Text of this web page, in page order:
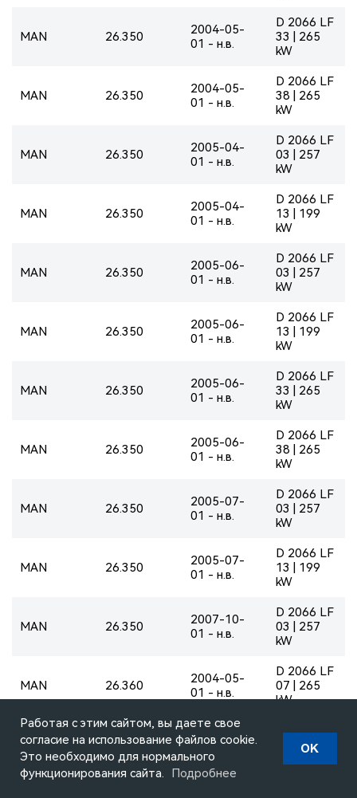
MAN 26.350
2004-05-
01 - н.в.
D 2066 LF
33 | 265
kW
MAN 26.350
2004-05-
01 - н.в.
D 2066 LF
38 | 265
kW
MAN 26.350
2005-04-
01 - н.в.
D 2066 LF
03 | 257
kW
MAN 26.350
2005-04-
01 - н.в.
D 2066 LF
13 | 199
kW
MAN 26.350
2005-06-
01 - н.в.
D 2066 LF
03 | 257
kW
MAN 26.350
2005-06-
01 - н.в.
D 2066 LF
13 | 199
kW
MAN 26.350
2005-06-
01 - н.в.
D 2066 LF
33 | 265
kW
MAN 26.350
2005-06-
01 - н.в.
D 2066 LF
38 | 265
kW
MAN 26.350
2005-07-
01 - н.в.
D 2066 LF
03 | 257
kW
MAN 26.350
2005-07-
01 - н.в.
D 2066 LF
13 | 199
kW
MAN 26.350
2007-10-
01 - н.в.
D 2066 LF
03 | 257
kW
MAN 26.360
2004-05-
01 - н.в.
D 2066 LF
07 | 265
kW
MAN 26.360
2004-05-
01 - н.в.
D 2066 LF
38 | 265
Работая с этим сайтом, вы даете свое
согласие на использование файлов cookie.
Это необходимо для нормального
функционирования сайта.
Подробнее
OK